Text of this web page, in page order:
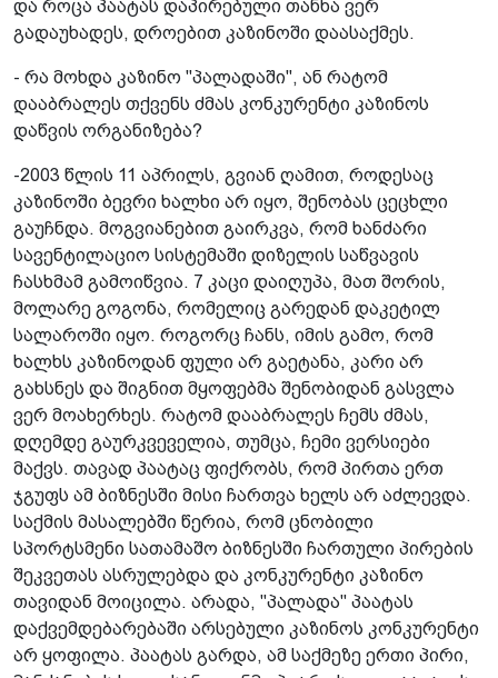
და როცა პაატას დაპირებული თანხა ვერ
გადაუხადეს, დროებით კაზინოში დაასაქმეს.
- რა მოხდა კაზინო "პალადაში", ან რატომ
დააბრალეს თქვენს ძმას კონკურენტი კაზინოს
დაწვის ორგანიზება?
-2003 წლის 11 აპრილს, გვიან ღამით, როდესაც
კაზინოში ბევრი ხალხი არ იყო, შენობას ცეცხლი
გაუჩნდა. მოგვიანებით გაირკვა, რომ ხანძარი
სავენტილაციო სისტემაში დიზელის საწვავის
ჩასხმამ გამოიწვია. 7 კაცი დაიღუპა, მათ შორის,
მოლარე გოგონა, რომელიც გარედან დაკეტილ
სალაროში იყო. როგორც ჩანს, იმის გამო, რომ
ხალხს კაზინოდან ფული არ გაეტანა, კარი არ
გახსნეს და შიგნით მყოფებმა შენობიდან გასვლა
ვერ მოახერხეს. რატომ დააბრალეს ჩემს ძმას,
დღემდე გაურკვეველია, თუმცა, ჩემი ვერსიები
მაქვს. თავად პაატაც ფიქრობს, რომ პირთა ერთ
ჯგუფს ამ ბიზნესში მისი ჩართვა ხელს არ აძლევდა.
საქმის მასალებში წერია, რომ ცნობილი
სპორტსმენი სათამაშო ბიზნესში ჩართული პირების
შეკვეთას ასრულებდა და კონკურენტი კაზინო
თავიდან მოიცილა. არადა, "პალადა" პაატას
დაქვემდებარებაში არსებული კაზინოს კონკურენტი
არ ყოფილა. პაატას გარდა, ამ საქმეზე ერთი პირი,